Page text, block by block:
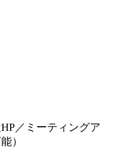
HP／ミーティングア
）